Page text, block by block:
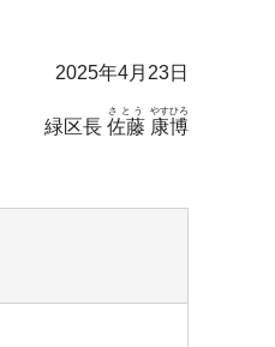
2025年4月23日
緑区長 佐藤
さとう
康博
やすひろ